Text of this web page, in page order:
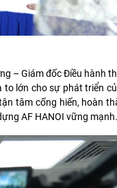
– Giám đốc Điều hành
lớn cho sự phát triển
tâm cống hiến, hoàn
AF HANOI vững mạnh.